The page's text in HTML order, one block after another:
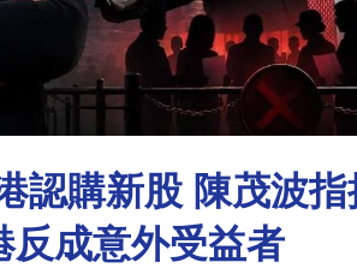
認購新股 陳茂波指
反成意外受益者